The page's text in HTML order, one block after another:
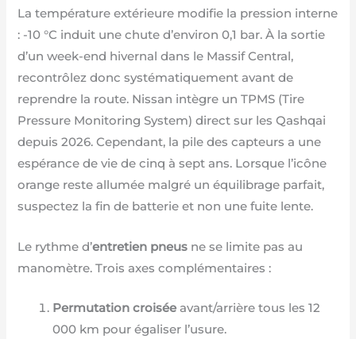
La température extérieure modifie la pression interne
: -10 °C induit une chute d’environ 0,1 bar. À la sortie
d’un week-end hivernal dans le Massif Central,
recontrôlez donc systématiquement avant de
reprendre la route. Nissan intègre un TPMS (Tire
Pressure Monitoring System) direct sur les Qashqai
depuis 2026. Cependant, la pile des capteurs a une
espérance de vie de cinq à sept ans. Lorsque l’icône
orange reste allumée malgré un équilibrage parfait,
suspectez la fin de batterie et non une fuite lente.
Le rythme d’entretien pneus ne se limite pas au
manomètre. Trois axes complémentaires :
Permutation croisée avant/arrière tous les 12
000 km pour égaliser l’usure.